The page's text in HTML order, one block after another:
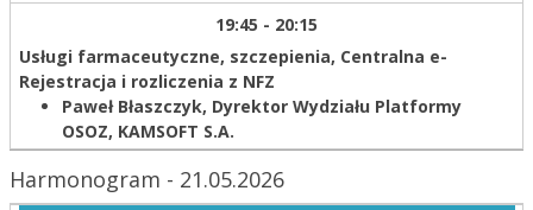
19:45 - 20:15
Usługi farmaceutyczne, szczepienia, Centralna e-
Rejestracja i rozliczenia z NFZ
Paweł Błaszczyk, Dyrektor Wydziału Platformy
OSOZ, KAMSOFT S.A.
Harmonogram - 21.05.2026